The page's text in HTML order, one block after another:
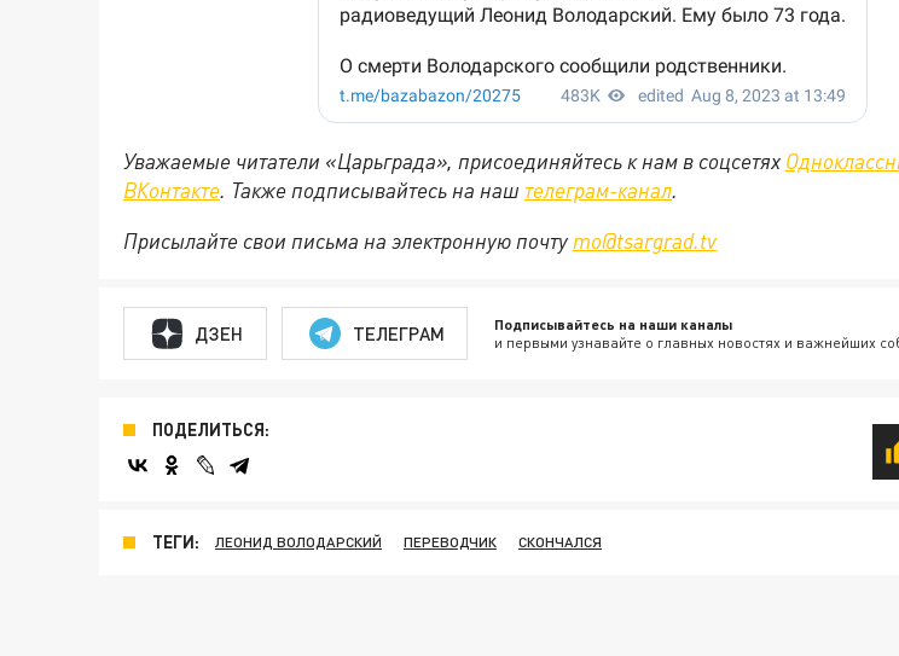
Уважаемые читатели «Царьграда», присоединяйтесь к нам в соцсетях
ВКонтакте. Также подписывайтесь на наш телеграм-канал.
Присылайте свои письма на электронную почту mo@tsargrad.tv
ДЗЕН ТЕЛЕГРАМ Подписывайтесь на наши каналы
и первыми узнавайте о главных новостях и важнейших
ПОДЕЛИТЬСЯ:
ТЕГИ: ЛЕОНИД ВОЛОДАРСКИЙ ПЕРЕВОДЧИК СКОНЧАЛСЯ